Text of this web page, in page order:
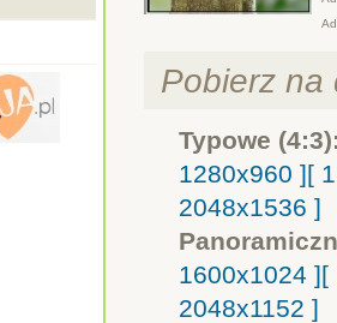
Pobierz na
Typowe
1280x960 ][
2048x1536 ]
1600x1024 ][
2048x1152 ]